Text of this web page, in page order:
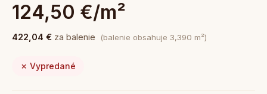
124,50 €/m²
422,04 € za balenie (balenie obsahuje 3,390 m²)
✗ Vypredané